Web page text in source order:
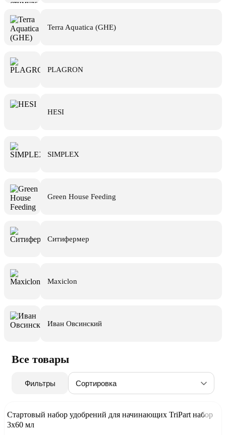
Terra Aquatica (GHE)
PLAGRON
HESI
SIMPLEX
Green House Feeding
Ситифермер
Maxiclon
Иван Овсинский
Все товары
Фильтры
Стартовый набор удобрений для начинающих TriPart набор
3х60 мл